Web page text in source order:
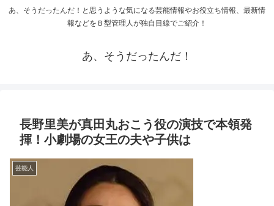
あ、そうだったんだ！と思うような気になる芸能情報やお役立ち情報、最新情
報などをＢ型管理人が独自目線でご紹介！
あ、そうだったんだ！
長野里美が真田丸おこう役の演技で本領発
揮！小劇場の女王の夫や子供は
芸能人